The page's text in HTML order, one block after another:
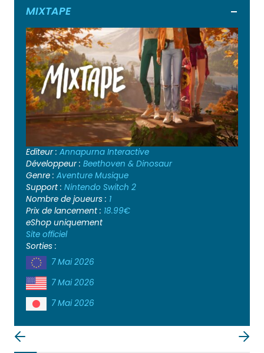
MIXTAPE
Editeur : Annapurna Interactive
Développeur : Beethoven & Dinosaur
Genre : Aventure Musique
Support : Nintendo Switch 2
Nombre de joueurs : 1
Prix de lancement : 18.99€
eShop uniquement
Site officiel
Sorties :
7 Mai 2026
7 Mai 2026
7 Mai 2026